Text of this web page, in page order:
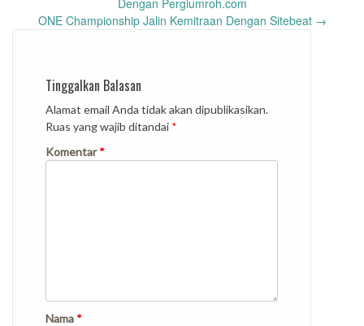
Dengan Pergiumroh.com
ONE Championship Jalin Kemitraan Dengan Sitebeat →
Tinggalkan Balasan
Alamat email Anda tidak akan dipublikasikan.
Ruas yang wajib ditandai *
Komentar*
Nama *